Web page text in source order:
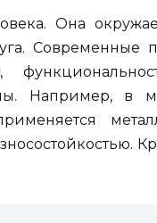
Она
Современные
Например, в